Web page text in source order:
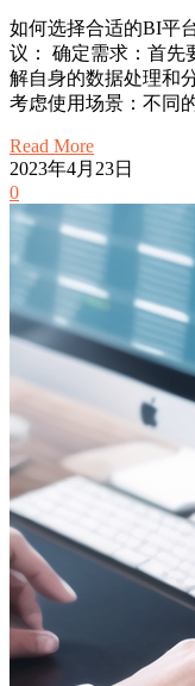
如何选择合适的BI平
议： 确定需求：首先
解自身的数据处理和
考虑使用场景：不同
Read More
2023年4月23日
0